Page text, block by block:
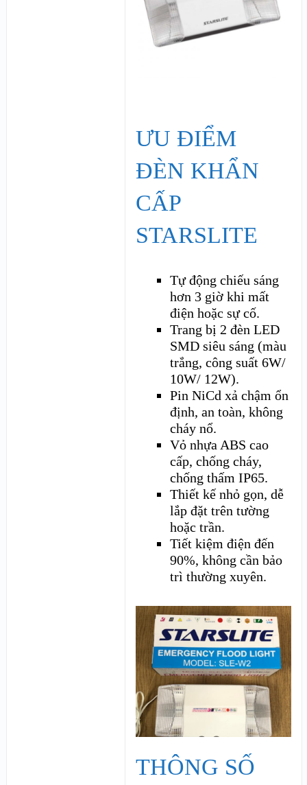
ƯU ĐIỂM
ĐÈN KHẨN
CẤP
STARSLITE
Tự động chiếu sáng
hơn 3 giờ khi mất
điện hoặc sự cố.
Trang bị 2 đèn LED
SMD siêu sáng (màu
trắng, công suất 6W/
10W/ 12W).
Pin NiCd xả chậm ổn
định, an toàn, không
cháy nổ.
Vỏ nhựa ABS cao
cấp, chống cháy,
chống thấm IP65.
Thiết kế nhỏ gọn, dễ
lắp đặt trên tường
hoặc trần.
Tiết kiệm điện đến
90%, không cần bảo
trì thường xuyên.
THÔNG SỐ